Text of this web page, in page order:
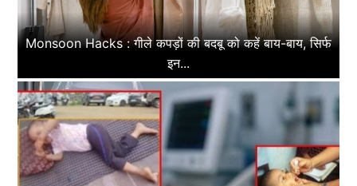
Monsoon Hacks : गीले कपड़ों की बदबू को कहें बाय-बाय, सिर्फ
इन...